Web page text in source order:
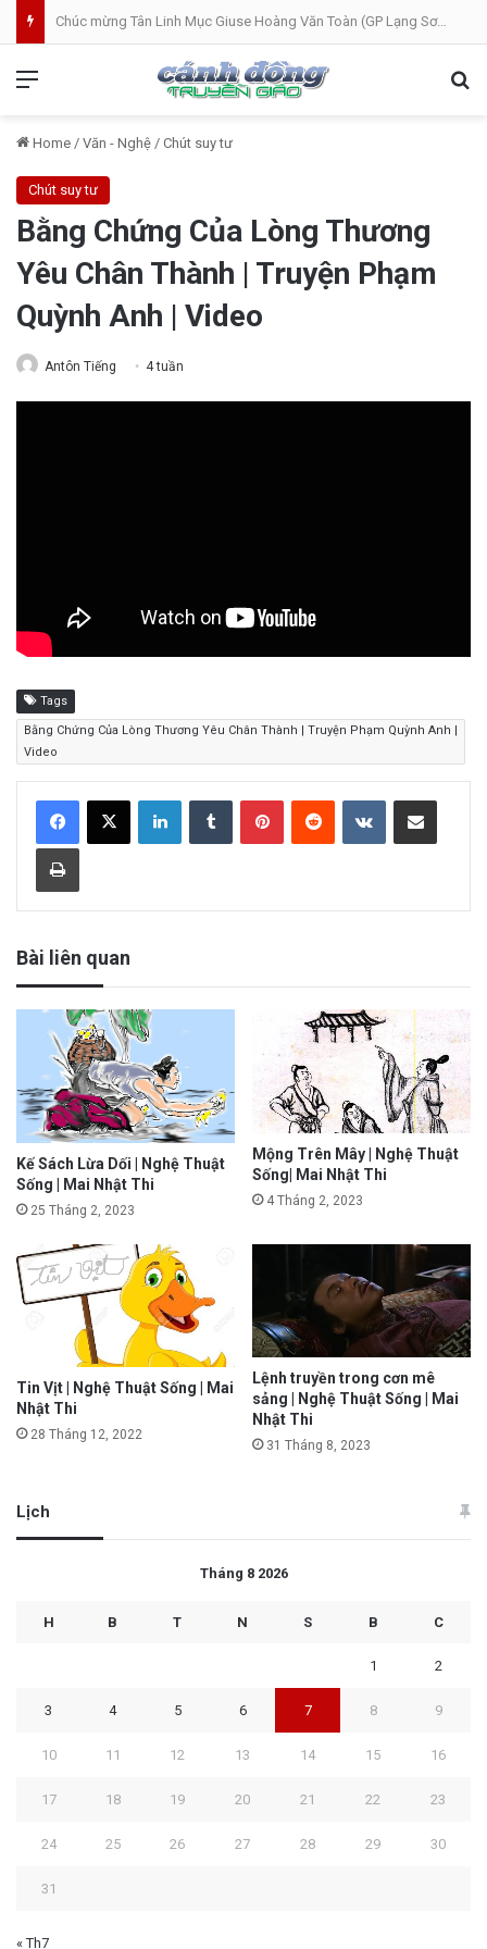
Bánh Mì Sáng | Thứ Tư 05.08 | Cung hiến thánh đường Đức Maria
Home / Văn - Nghệ / Chút suy tư
Chút suy tư
Bằng Chứng Của Lòng Thương
Yêu Chân Thành | Truyện Phạm
Quỳnh Anh | Video
Antôn Tiếng 4 tuần
Tags
Bằng Chứng Của Lòng Thương Yêu Chân Thành | Truyện Phạm Quỳnh Anh |
Video
Bài liên quan
Kế Sách Lừa Dối | Nghệ Thuật
Sống | Mai Nhật Thi
25 Tháng 2, 2023
Mộng Trên Mây | Nghệ Thuật
Sống| Mai Nhật Thi
4 Tháng 2, 2023
Tin Vịt | Nghệ Thuật Sống | Mai
Nhật Thi
28 Tháng 12, 2022
Lệnh truyền trong cơn mê
sảng | Nghệ Thuật Sống | Mai
Nhật Thi
31 Tháng 8, 2023
Lịch
Tháng 8 2026
H B T N S B C
1 2
3 4 5 6 7 8 9
10 11 12 13 14 15 16
17 18 19 20 21 22 23
24 25 26 27 28 29 30
31
« Th7